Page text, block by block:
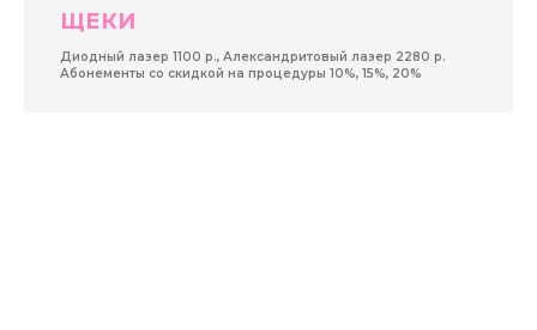
ЩЕКИ
Диодный лазер 1100 р., Александритовый лазер 2280 р.
Абонементы со скидкой на процедуры 10%, 15%, 20%